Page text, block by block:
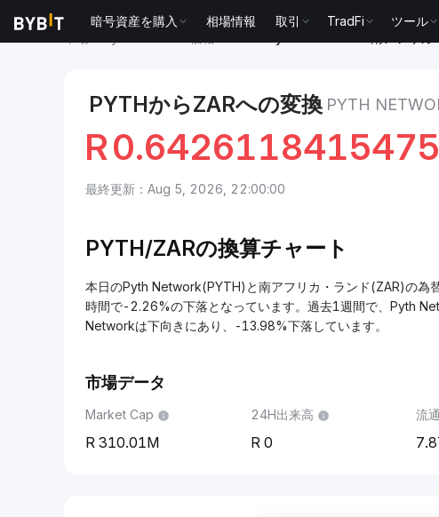
暗号資産を購入 相場情報 取引 TradFi ツール
PYTHからZARへの変換 PYTH
R
最終更新：Aug 5, 2026, 22:00:00
PYTH/ZARの換算チャート
本日のPyth Network(PYTH)と南アフリカ・ランド(ZAR)の
時間で-2.26%の下落となっています。過去1週間で、Pyth
Networkは下向きにあり、-13.98%下落しています。
市場データ
Market Cap
310.01M
24H出来高
0
流